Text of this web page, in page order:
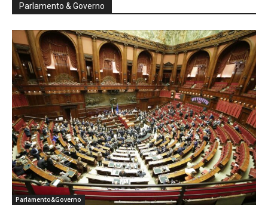
Parlamento & Governo
Parlamento&Governo